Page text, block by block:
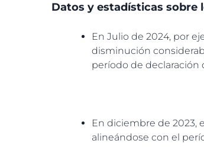
Datos y estadísticas sobre
En Julio de 2024, por
disminución
período de declaración
En diciembre de 2023,
alineándose con el